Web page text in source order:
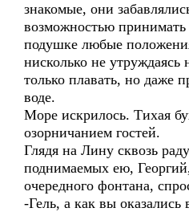
знакомые, они
возможностью принимать
подушке любые
нисколько не утруждаясь
только плавать, но даже
воде.
Море искрилось. Тихая
озорничанием гостей.
Глядя на Лину сквозь
поднимаемых ею,
очередного фонтана,
-Гель, а как вы оказались